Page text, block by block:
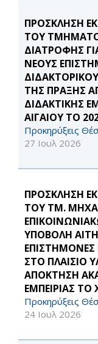
ΠΡΟΣΚΛΗΣΗ
ΤΟΥ
ΔΙΑΤΡΟΦΗΣ
ΝΕΟΥΣ
ΤΗΣ ΠΡΑΞΗΣ
ΔΙΔΑΚΤΙΚΗΣ
ΑΙΓΑΙΟΥ ΤΟ
Προκηρύξεις
27 Ιουλ 2026
ΠΡΟΣΚΛΗΣΗ
ΤΟΥ ΤΜ.
ΥΠΟΒΟΛΗ
ΣΤΟ ΠΛΑΙΣΙΟ
ΑΠΟΚΤΗΣΗ
ΕΜΠΕΙΡΙΑΣ ΤΟ
Προκηρύξεις
24 Ιουλ 2026